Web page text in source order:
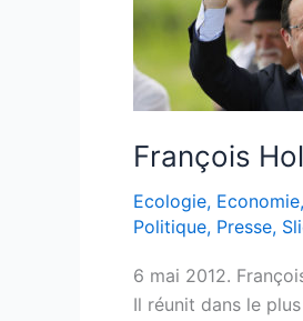
François
Ecologie, Economie,
Politique, Presse,
6 mai 2012.
Il réunit dans le